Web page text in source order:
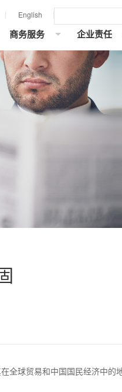
English
商务服务 企业责任
全球贸易和中国国民经济中的